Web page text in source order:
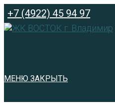
Перейти
к
содержимому
+7 (4922) 45 94 97
МЕНЮ ЗАКРЫТЬ